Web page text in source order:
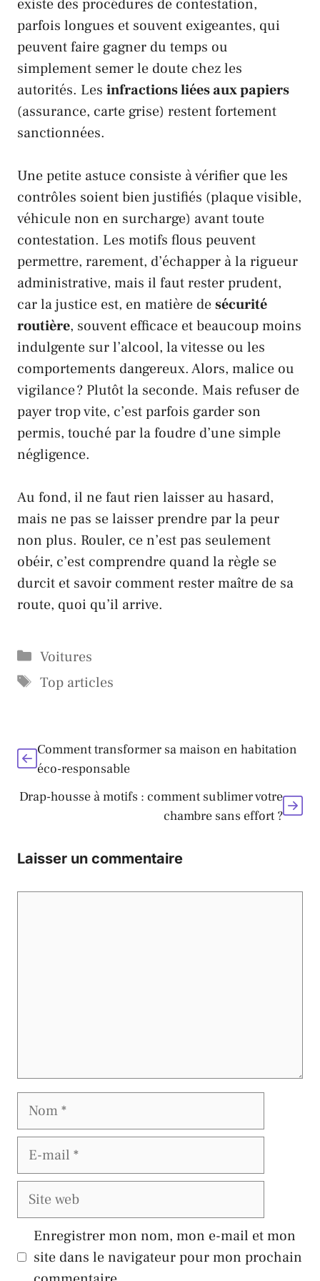
existe des procédures de contestation,
parfois longues et souvent exigeantes, qui
peuvent faire gagner du temps ou
simplement semer le doute chez les
autorités. Les infractions liées aux papiers
(assurance, carte grise) restent fortement
sanctionnées.
Une petite astuce consiste à vérifier que les
contrôles soient bien justifiés (plaque visible,
véhicule non en surcharge) avant toute
contestation. Les motifs flous peuvent
permettre, rarement, d’échapper à la rigueur
administrative, mais il faut rester prudent,
car la justice est, en matière desécurité
routière, souvent efficace et beaucoup moins
indulgente sur l’alcool, la vitesse ou les
comportements dangereux. Alors, malice ou
vigilance ? Plutôt la seconde. Mais refuser de
payer trop vite, c’est parfois garder son
permis, touché par la foudre d’une simple
négligence.
Au fond, il ne faut rien laisser au hasard,
mais ne pas se laisser prendre par la peur
non plus. Rouler, ce n’est pas seulement
obéir, c’est comprendre quand la règle se
durcit et savoir comment rester maître de sa
route, quoi qu’il arrive.
Catégories
Voitures
Étiquettes
Top articles
Comment transformer sa maison en habitation
éco-responsable
Drap-housse à motifs : comment sublimer votre
chambre sans effort ?
Laisser un commentaire
Nom
E-
Site
Enregistrer mon nom, mon e-mail et mon
site dans le navigateur pour mon prochain